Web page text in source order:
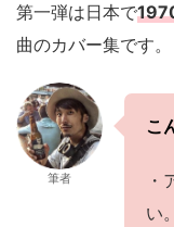
第一弾は日本で
曲のカバー集です。
筆者
こ
・
い。